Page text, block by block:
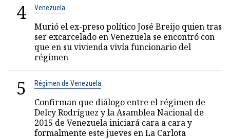
4 Venezuela
Murió el ex-preso político José Breijo quien tras
ser excarcelado en Venezuela se encontró con
que en su vivienda vivía funcionario del
régimen
5 Régimen de Venezuela
Confirman que diálogo entre el régimen de
Delcy Rodríguez y la Asamblea Nacional de
2015 de Venezuela iniciará cara a cara y
formalmente este jueves en La Carlota